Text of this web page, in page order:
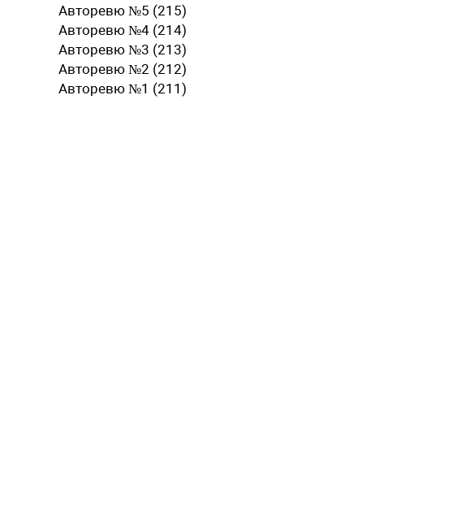
Авторевю №5 (215)
Авторевю №4 (214)
Авторевю №3 (213)
Авторевю №2 (212)
Авторевю №1 (211)